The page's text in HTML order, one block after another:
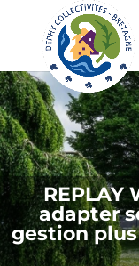
REPLAY
adapter
gestion